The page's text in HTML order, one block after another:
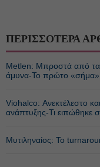
ΠΕΡΙΣΣΟΤΕΡΑ
Metlen: Μπροστά από τα
άμυνα-Το πρώτο «σήμα»
Viohalco: Ανεκτέλεστο
ανάπτυξης-Τι ειπώθηκε
Μυτιληναίος: Το